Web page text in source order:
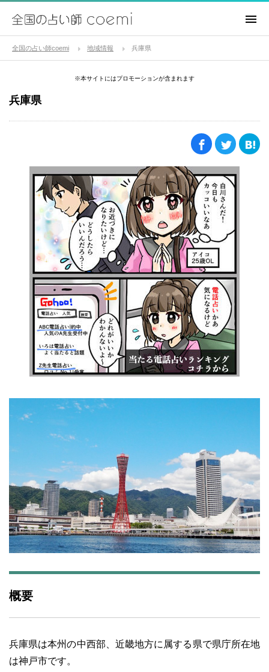
全国の占い師coemi 地域情報 兵庫県
※本サイトにはプロモーションが含まれます
兵庫県
概要
兵庫県は本州の中西部、近畿地方に属する県で県庁所在地
は神戸市です。